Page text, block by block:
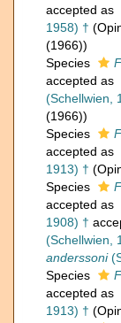
accepted as
1958) †
(1966))
Species
accepted as
(Schellwien,
(1966))
Species
accepted as
1913) †
Species
accepted as
1908) †
(Schellwien,
anderssoni
Species
accepted as
1913) †